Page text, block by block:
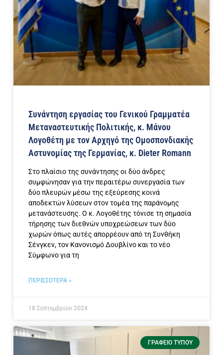
Συνάντηση εργασίας του Γενικού Γραμματέα
Μεταναστευτικής Πολιτικής, κ. Μάνου
Λογοθέτη με τον Αρχηγό της Ομοσπονδιακής
Αστυνομίας της Γερμανίας, κ. Dieter Romann
Στο πλαίσιο της συνάντησης οι δύο άνδρες
συμφώνησαν για την περαιτέρω συνεργασία των
δύο πλευρών μέσω της εξεύρεσης κοινά
αποδεκτών λύσεων στον τομέα της παράνομης
μετανάστευσης. Ο κ. Λογοθέτης τόνισε τη σημασία
τήρησης των διεθνών υποχρεώσεων των δύο
χωρών όπως αυτές απορρέουν από τη Συνθήκη
Σένγκεν, τον Κανονισμό Δουβλίνο και το νέο
Σύμφωνο για τη
ΠΕΡΙΣΣΟΤΕΡΑ »
18 Σεπτεμβρίου 2024
ΓΡΑΦΕΊΟ ΤΎΠΟΥ